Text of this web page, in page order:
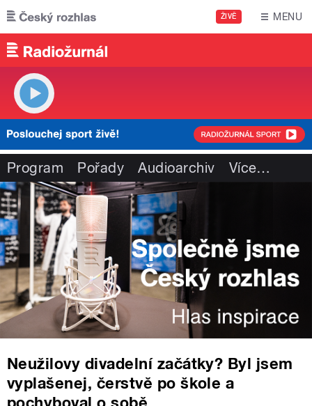
Přejít k hlavnímu obsahu
ŽIVĚ MENU
Program Pořady Audioarchiv Více…
Neužilovy divadelní začátky? Byl jsem
vyplašenej, čerstvě po škole a
pochyboval o sobě